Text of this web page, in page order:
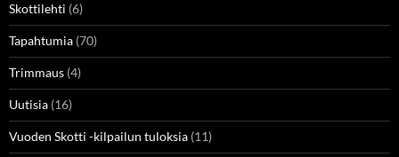
Skottilehti (6)
Tapahtumia (70)
Trimmaus (4)
Uutisia (16)
Vuoden Skotti -kilpailun tuloksia (11)